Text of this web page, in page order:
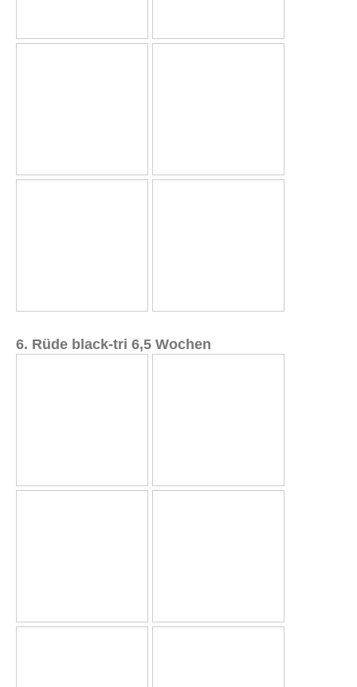
6. Rüde black-tri 6,5 Wochen